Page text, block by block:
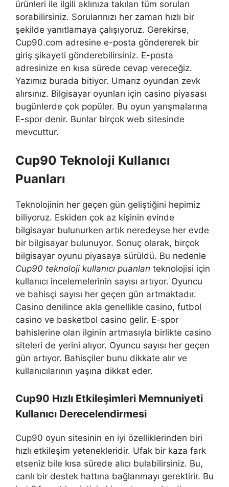
ürünleri ile ilgili aklınıza takılan tüm soruları
sorabilirsiniz. Sorularınızı her zaman hızlı bir
şekilde yanıtlamaya çalışıyoruz. Gerekirse,
Cup90.com adresine e-posta göndererek bir
giriş şikayeti gönderebilirsiniz. E-posta
adresinize en kısa sürede cevap vereceğiz.
Yazımız burada bitiyor. Umarız oyundan zevk
alırsınız. Bilgisayar oyunları için casino piyasası
bugünlerde çok popüler. Bu oyun yarışmalarına
E-spor denir. Bunlar birçok web sitesinde
mevcuttur.
Cup90 Teknoloji Kullanıcı
Puanları
Teknolojinin her geçen gün geliştiğini hepimiz
biliyoruz. Eskiden çok az kişinin evinde
bilgisayar bulunurken artık neredeyse her evde
bir bilgisayar bulunuyor. Sonuç olarak, birçok
bilgisayar oyunu piyasaya sürüldü. Bu nedenle
Cup90 teknoloji kullanıcı puanları teknolojisi için
kullanıcı incelemelerinin sayısı artıyor. Oyuncu
ve bahisçi sayısı her geçen gün artmaktadır.
Casino denilince akla genellikle casino, futbol
casino ve basketbol casino gelir. E-spor
bahislerine olan ilginin artmasıyla birlikte casino
siteleri de yerini alıyor. Oyuncu sayısı her geçen
gün artıyor. Bahisçiler bunu dikkate alır ve
kullanıcılarının yaşına dikkat eder.
Cup90 Hızlı Etkileşimleri Memnuniyeti
Kullanıcı Derecelendirmesi
Cup90 oyun sitesinin en iyi özelliklerinden biri
hızlı etkileşim yetenekleridir. Ufak bir kaza fark
etseniz bile kısa sürede alıcı bulabilirsiniz. Bu,
canlı bir destek hattına bağlanmayı gerektirir. Bu